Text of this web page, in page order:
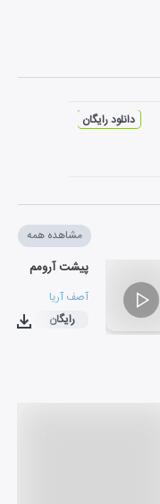
دانلود رایگان
مشاهده همه
پیشت آرومم
آصف آریا
۰۳:۲۲
رایگان